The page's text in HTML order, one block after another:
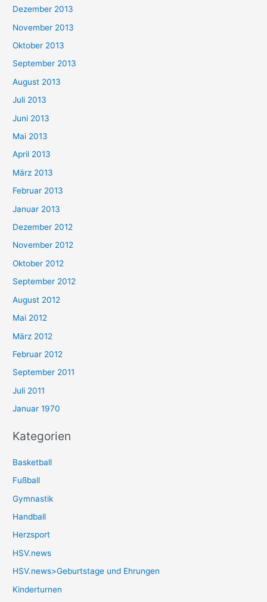
Dezember 2013
November 2013
Oktober 2013
September 2013
August 2013
Juli 2013
Juni 2013
Mai 2013
April 2013
März 2013
Februar 2013
Januar 2013
Dezember 2012
November 2012
Oktober 2012
September 2012
August 2012
Mai 2012
März 2012
Februar 2012
September 2011
Juli 2011
Januar 1970
Kategorien
Basketball
Fußball
Gymnastik
Handball
Herzsport
HSV.news
HSV.news>Geburtstage und Ehrungen
Kinderturnen